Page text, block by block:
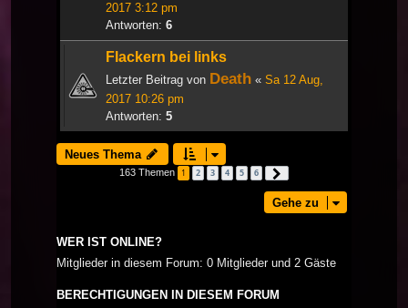
2017 3:12 pm
Antworten: 6
Flackern bei links
Letzter Beitrag von Death « Sa 12 Aug,
2017 10:26 pm
Antworten: 5
Neues Thema
163 Themen 1 2 3 4 5 6
Gehe zu
WER IST ONLINE?
Mitglieder in diesem Forum: 0 Mitglieder und 2 Gäste
BERECHTIGUNGEN IN DIESEM FORUM